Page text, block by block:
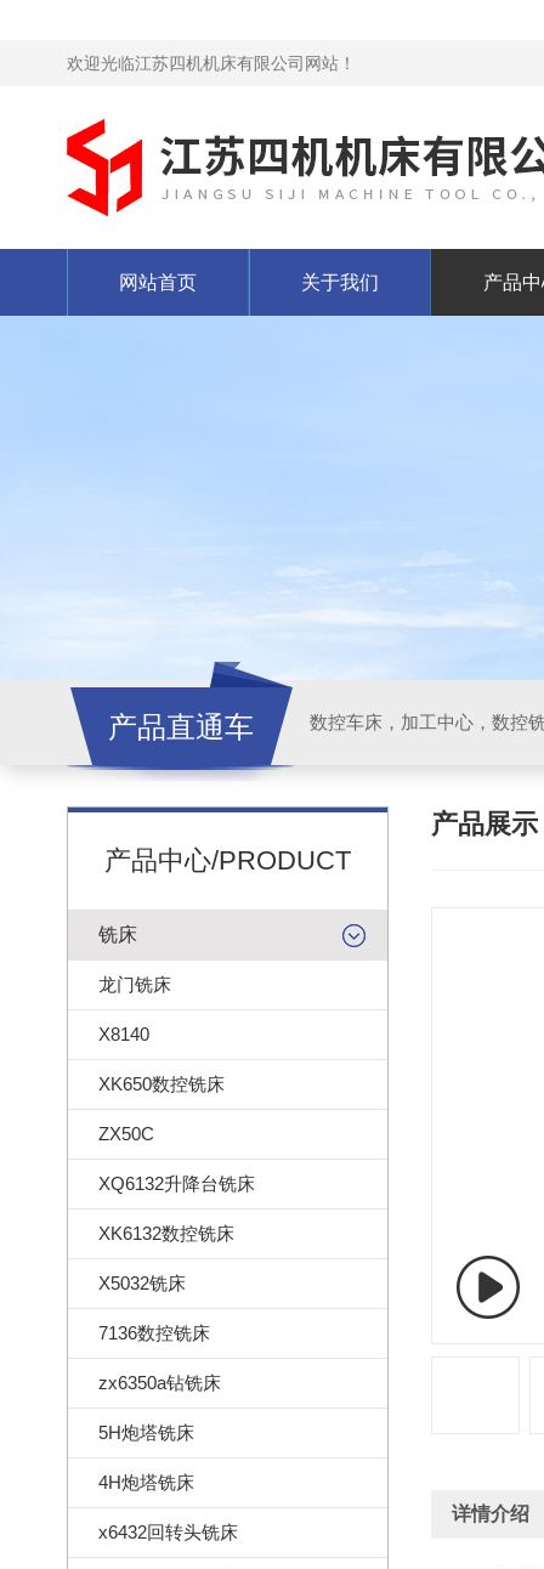
欢迎光临江苏四机机床有限公司网站！
网站首页 关于我们 产品
产品直通车
产品中心/PRODUCT
铣床
龙门铣床
X8140
XK650数控铣床
ZX50C
XQ6132升降台铣床
XK6132数控铣床
X5032铣床
7136数控铣床
zx6350a钻铣床
5H炮塔铣床
4H炮塔铣床
x6432回转头铣床
产品展示
详情介绍